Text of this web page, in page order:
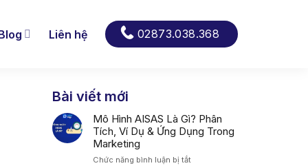
Liên hệ 02873.038.368
Bài viết mới
Mô Hình AISAS Là Gì? Phân
Tích, Ví Dụ & Ứng Dụng Trong
Marketing
Chức năng bình luận bị tắtở